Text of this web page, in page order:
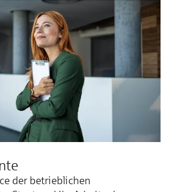
der betrieblichen